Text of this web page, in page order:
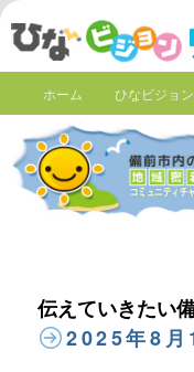
ホーム ひなビジョ
伝えていきたい
2025年8